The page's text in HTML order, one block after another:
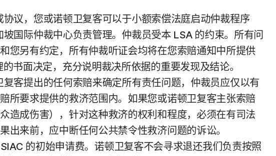
议，您或诺顿卫复客可以于小额索偿法庭启动仲裁程序
国际仲裁中心负责管理。仲裁员受本 LSA 的约束。所有问
您另有约定，所有仲裁听证会均将在您索赔通知中所提供
书面决定，充分说明裁决所依据的重要发现及结论。
客提出的任何索赔来确定所有责任问题，仲裁员应仅以有
所要求提供的救济范围内。如果您或诺顿卫复客主张索赔
造成伤害），针对这种救济的权利和程度，必须在有司法
来前，应中断任何公共禁令性救济问题的诉讼。
的初始申请费。诺顿卫复客不会寻求退还我们负责按照